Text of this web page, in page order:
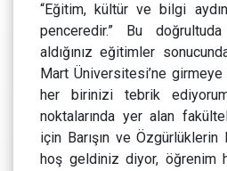
“Eğitim, kültür ve bilgi
penceredir.” Bu
aldığınız eğitimler
Mart Üniversitesi’ne girmeye
her birinizi tebrik
noktalarında yer alan
için Barışın ve Özgürlüklerin
hoş geldiniz diyor, öğrenim